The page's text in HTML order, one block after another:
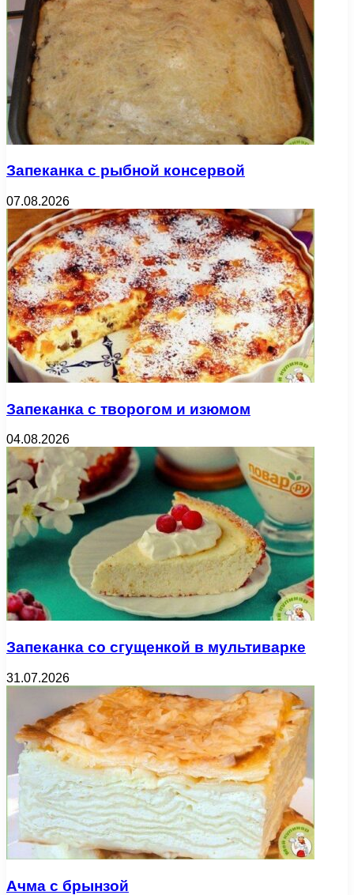
Запеканка с рыбной консервой
07.08.2026
Запеканка с творогом и изюмом
04.08.2026
Запеканка со сгущенкой в мультиварке
31.07.2026
Ачма с брынзой